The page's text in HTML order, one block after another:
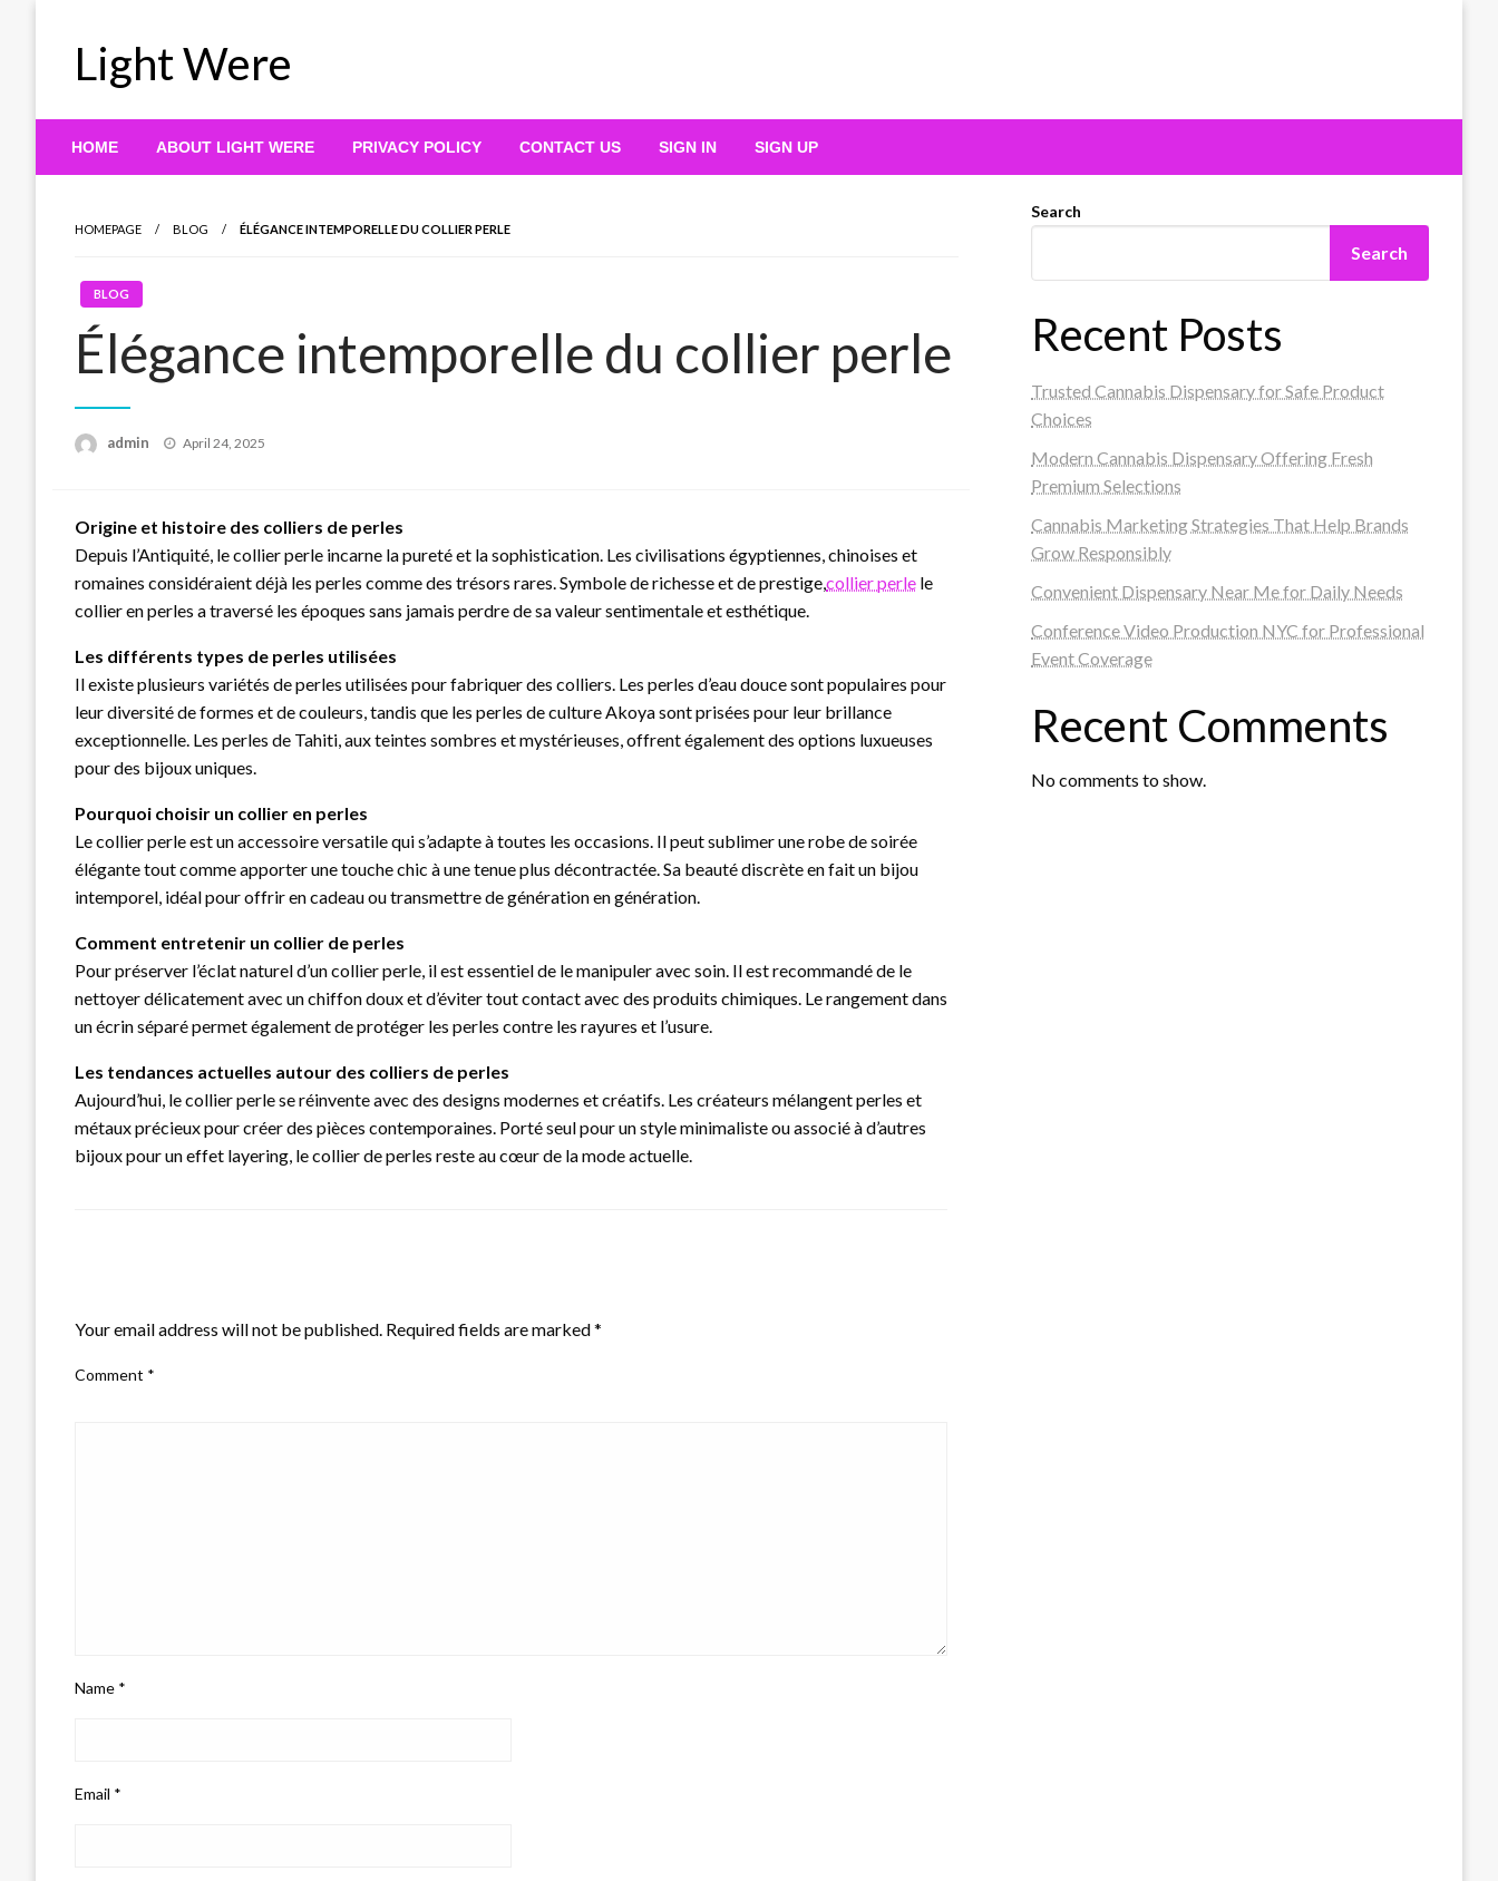
Light Were
HOME ABOUT LIGHT WERE PRIVACY POLICY CONTACT US SIGN IN SIGN UP
HOMEPAGE BLOG ÉLÉGANCE INTEMPORELLE DU COLLIER PERLE
BLOG
Élégance intemporelle du collier perle
admin
Posted
April 24, 2025
Origine et histoire des colliers de perles
Depuis l’Antiquité, le collier perle incarne la pureté et la sophistication. Les civilisations égyptiennes, chinoises et
romaines considéraient déjà les perles comme des trésors rares. Symbole de richesse et de prestige,collier perle le
collier en perles a traversé les époques sans jamais perdre de sa valeur sentimentale et esthétique.
Les différents types de perles utilisées
Il existe plusieurs variétés de perles utilisées pour fabriquer des colliers. Les perles d’eau douce sont populaires pour
leur diversité de formes et de couleurs, tandis que les perles de culture Akoya sont prisées pour leur brillance
exceptionnelle. Les perles de Tahiti, aux teintes sombres et mystérieuses, offrent également des options luxueuses
pour des bijoux uniques.
Pourquoi choisir un collier en perles
Le collier perle est un accessoire versatile qui s’adapte à toutes les occasions. Il peut sublimer une robe de soirée
élégante tout comme apporter une touche chic à une tenue plus décontractée. Sa beauté discrète en fait un bijou
intemporel, idéal pour offrir en cadeau ou transmettre de génération en génération.
Comment entretenir un collier de perles
Pour préserver l’éclat naturel d’un collier perle, il est essentiel de le manipuler avec soin. Il est recommandé de le
nettoyer délicatement avec un chiffon doux et d’éviter tout contact avec des produits chimiques. Le rangement dans
un écrin séparé permet également de protéger les perles contre les rayures et l’usure.
Les tendances actuelles autour des colliers de perles
Aujourd’hui, le collier perle se réinvente avec des designs modernes et créatifs. Les créateurs mélangent perles et
métaux précieux pour créer des pièces contemporaines. Porté seul pour un style minimaliste ou associé à d’autres
bijoux pour un effet layering, le collier de perles reste au cœur de la mode actuelle.
Your email address will not be published. Required fields are marked*
Comment *
Name *
Email *
Search
Search
Recent Posts
Trusted Cannabis Dispensary for Safe Product
Choices
Modern Cannabis Dispensary Offering Fresh
Premium Selections
Cannabis Marketing Strategies That Help Brands
Grow Responsibly
Convenient Dispensary Near Me for Daily Needs
Conference Video Production NYC for Professional
Event Coverage
Recent Comments
No comments to show.